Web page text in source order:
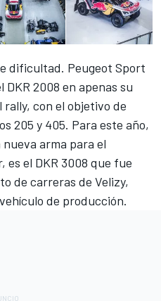
dificultad. Peugeot Sport
DKR 2008 en apenas su
con el objetivo de
205 y 405. Para este año,
arma para el
es el DKR 3008 que fue
de carreras de Velizy,
de producción.